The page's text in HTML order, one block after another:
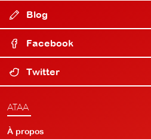
Blog
Facebook
Twitter
ATAA
À propos